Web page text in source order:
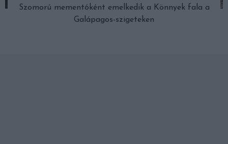
Szomorú mementóként emelkedik a Könnyek fala a
Galápagos-szigeteken